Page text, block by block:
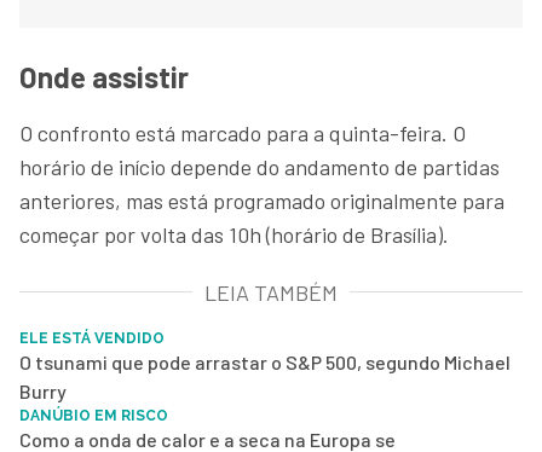
Onde assistir
O confronto está marcado para a quinta-feira. O
horário de início depende do andamento de partidas
anteriores, mas está programado originalmente para
começar por volta das 10h (horário de Brasília).
LEIA TAMBÉM
ELE ESTÁ VENDIDO
O tsunami que pode arrastar o S&P 500, segundo Michael
Burry
DANÚBIO EM RISCO
Como a onda de calor e a seca na Europa se